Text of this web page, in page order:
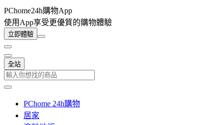
PChome24h購物App
使用App享受更優質的購物體驗
立即體驗
全站
PChome 24h購物
居家